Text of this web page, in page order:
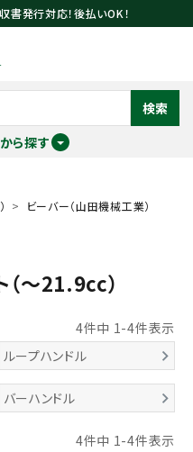
書発行対応！後払いOK！
検索
ら探す
登録ビーバー（山田機械工業）
（～21.9cc）
4件中 1-4件表示
ループハンドル
バーハンドル
4件中 1-4件表示